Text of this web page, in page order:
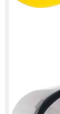
TRIZERATOP
EN 397 - 6